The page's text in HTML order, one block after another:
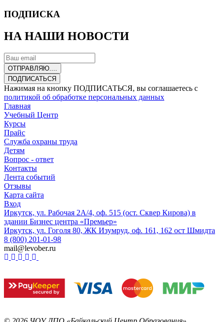
ПОДПИСКА
НА НАШИ НОВОСТИ
ОТПРАВЛЯЮ....
ПОДПИСАТЬСЯ
Нажимая на кнопку ПОДПИСАТЬСЯ, вы соглашаетесь с
политикой об обработке персональных данных
Главная
Учебный Центр
Курсы
Прайс
Служба охраны труда
Детям
Вопрос - ответ
Контакты
Лента событий
Отзывы
Карта сайта
Вход
Иркутск, ул. Рабочая 2А/4, оф. 515 (ост. Сквер Кирова) в
здании Бизнес центра «Премьер»
Иркутск, ул. Гоголя 80, ЖК Изумруд, оф. 161, 162 ост Шмидта
8 (800) 201-01-98
mail@levober.ru